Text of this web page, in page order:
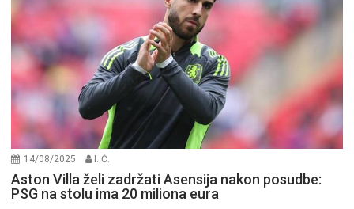
14/08/2025 I. Ć.
Aston Villa želi zadržati Asensija nakon posudbe:
PSG na stolu ima 20 miliona eura